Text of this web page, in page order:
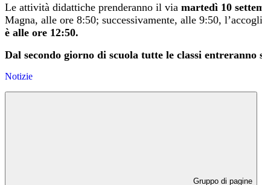
Le attività didattiche prenderanno il via martedì 10
Magna, alle ore 8:50; successivamente, alle 9:50,
è alle ore 12:50.
Dal secondo giorno di scuola tutte le classi
Notizie
Gruppo di pagine